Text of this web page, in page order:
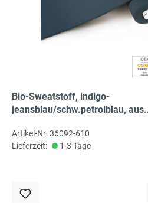
Bio-Sweatstoff, indigo-
jeansblau/schw.petrolblau, aus
angerauht 95% kbA Bio-Co, 5% El
Artikel-Nr: 36092-610
Lieferzeit:
1-3 Tage